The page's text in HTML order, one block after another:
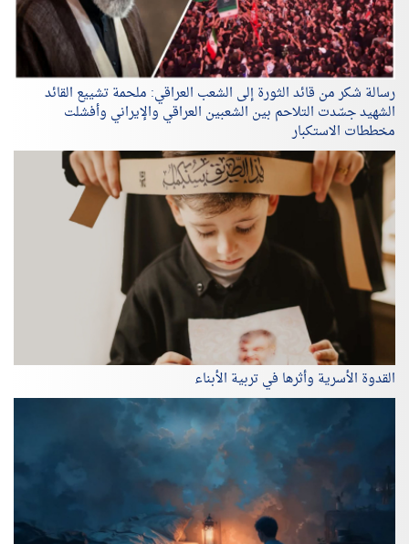
رسالة شكر من قائد الثورة إلى الشعب العراقي: ملحمة تشييع القائد
الشهيد جسّدت التلاحم بين الشعبين العراقي والإيراني وأفشلت
مخططات الاستكبار
القدوة الأسرية وأثرها في تربية الأبناء